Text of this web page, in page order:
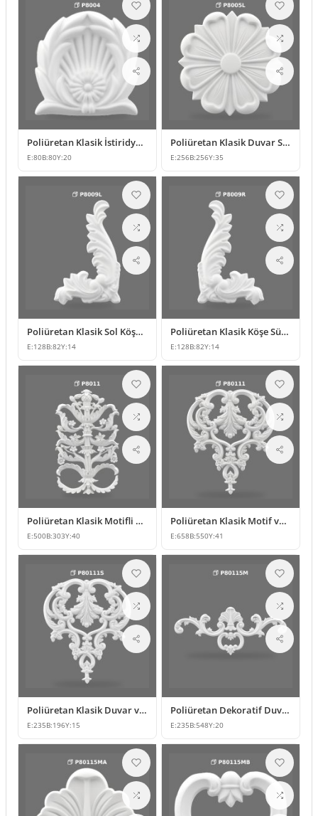
Poliüretan Klasik İstiridye Motifli Küçük Dekoratif Süs
E:80B:80Y:20
Poliüretan Klasik Duvar Süsleme ve Tavan Rozeti Modeli
E:256B:256Y:35
Poliüretan Klasik Sol Köşe Süsleme Modelleri ve Fiyatları
E:128B:82Y:14
Poliüretan Klasik Köşe Süsleme Modeli
E:128B:82Y:14
Poliüretan Klasik Motifli Duvar ve Mobilya Süsleme Modeli
E:500B:303Y:40
Poliüretan Klasik Motif ve Duvar Süsleme Modelleri
E:658B:550Y:41
Poliüretan Klasik Duvar ve Mobilya Süsleme Modeli
E:235B:196Y:15
Poliüretan Dekoratif Duvar ve Mobilya Süsleme Modeli
E:235B:548Y:20